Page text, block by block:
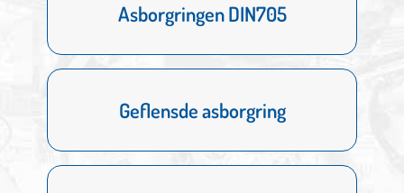
Asborgringen DIN705
MEER
Geflensde asborgring
MEER